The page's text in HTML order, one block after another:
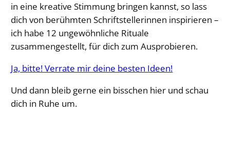
in eine kreative Stimmung bringen kannst, so lass
dich von berühmten Schriftstellerinnen inspirieren –
ich habe 12 ungewöhnliche Rituale
zusammengestellt, für dich zum Ausprobieren.
Ja, bitte! Verrate mir deine besten Ideen!
Und dann bleib gerne ein bisschen hier und schau
dich in Ruhe um.